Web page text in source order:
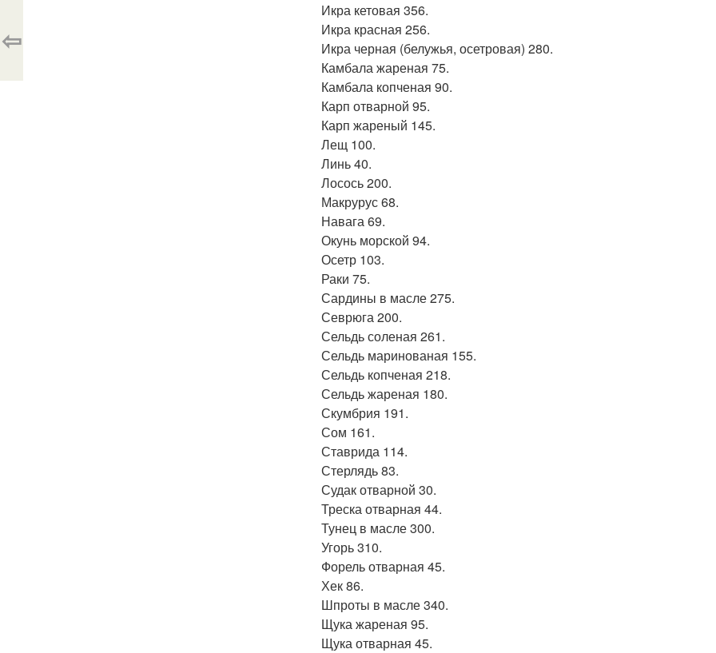
Икра кетовая 356.
Икра красная 256.
Икра черная (белужья, осетровая) 280.
Камбала жареная 75.
Камбала копченая 90.
Карп отварной 95.
Карп жареный 145.
Лещ 100.
Линь 40.
Лосось 200.
Макрурус 68.
Навага 69.
Окунь морской 94.
Осетр 103.
Раки 75.
Сардины в масле 275.
Севрюга 200.
Сельдь соленая 261.
Сельдь маринованая 155.
Сельдь копченая 218.
Сельдь жареная 180.
Скумбрия 191.
Сом 161.
Ставрида 114.
Стерлядь 83.
Судак отварной 30.
Треска отварная 44.
Тунец в масле 300.
Угорь 310.
Форель отварная 45.
Хек 86.
Шпроты в масле 340.
Щука жареная 95.
Щука отварная 45.
⇦